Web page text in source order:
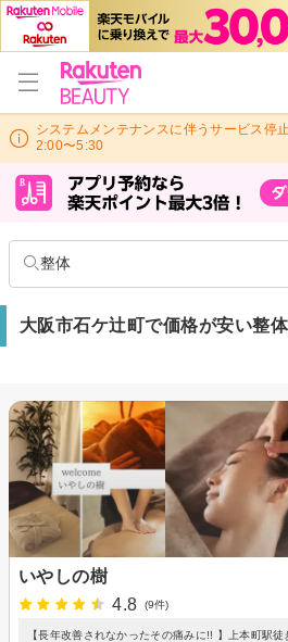
システムメンテナンスに伴うサービス停
2:00〜5:30
整体
大阪市石ケ辻町で価格が安い整
いやしの樹
4.8
(9件)
【長年改善されなかったその痛みに!! 】上本町駅徒